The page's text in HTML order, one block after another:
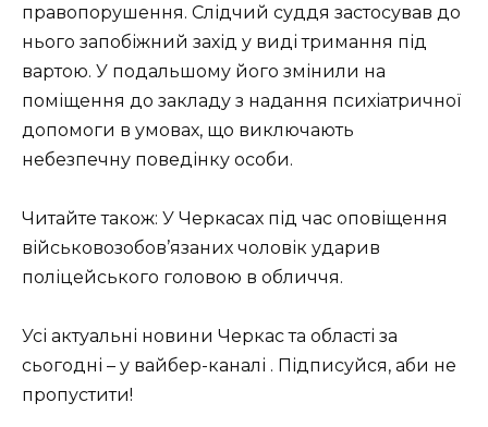
правопорушення. Слідчий суддя застосував до
нього запобіжний захід у виді тримання під
вартою. У подальшому його змінили на
поміщення до закладу з надання психіатричної
допомоги в умовах, що виключають
небезпечну поведінку особи.
Читайте також: У Черкасах під час оповіщення
військовозобов’язаних чоловік ударив
поліцейського головою в обличчя.
Усі актуальні новини Черкас та області за
сьогодні – у вайбер-каналі . Підписуйся, аби не
пропустити!